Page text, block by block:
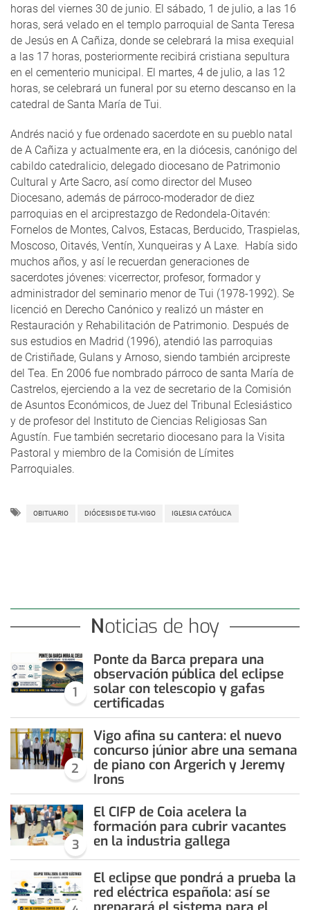
horas del viernes 30 de junio. El sábado, 1 de julio, a las 16
horas, será velado en el templo parroquial de Santa Teresa
de Jesús en A Cañiza, donde se celebrará la misa exequial
a las 17 horas, posteriormente recibirá cristiana sepultura
en el cementerio municipal. El martes, 4 de julio, a las 12
horas, se celebrará un funeral por su eterno descanso en la
catedral de Santa María de Tui.
Andrés nació y fue ordenado sacerdote en su pueblo natal
de A Cañiza y actualmente era, en la diócesis, canónigo del
cabildo catedralicio, delegado diocesano de Patrimonio
Cultural y Arte Sacro, así como director del Museo
Diocesano, además de párroco-moderador de diez
parroquias en el arciprestazgo de Redondela-Oitavén:
Fornelos de Montes, Calvos, Estacas, Berducido, Traspielas,
Moscoso, Oitavés, Ventín, Xunqueiras y A Laxe. Había sido
muchos años, y así le recuerdan generaciones de
sacerdotes jóvenes: vicerrector, profesor, formador y
administrador del seminario menor de Tui (1978-1992). Se
licenció en Derecho Canónico y realizó un máster en
Restauración y Rehabilitación de Patrimonio. Después de
sus estudios en Madrid (1996), atendió las parroquias
de Cristiñade, Gulans y Arnoso, siendo también arcipreste
del Tea. En 2006 fue nombrado párroco de santa María de
Castrelos, ejerciendo a la vez de secretario de la Comisión
de Asuntos Económicos, de Juez del Tribunal Eclesiástico
y de profesor del Instituto de Ciencias Religiosas San
Agustín. Fue también secretario diocesano para la Visita
Pastoral y miembro de la Comisión de Límites
Parroquiales.
OBITUARIO DIÓCESIS DE TUI-VIGO IGLESIA CATÓLICA
Noticias de hoy
1
Ponte da Barca prepara una
observación pública del eclipse
solar con telescopio y gafas
certificadas
2
Vigo afina su cantera: el nuevo
concurso júnior abre una semana
de piano con Argerich y Jeremy
Irons
3
El CIFP de Coia acelera la
formación para cubrir vacantes
en la industria gallega
El eclipse que pondrá a prueba la
red eléctrica española: así se